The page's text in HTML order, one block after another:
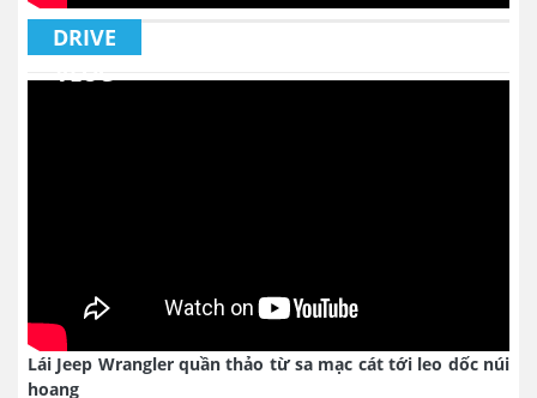
DRIVE
VLOG
Lái Jeep Wrangler quần thảo từ sa mạc cát tới leo dốc núi
hoang